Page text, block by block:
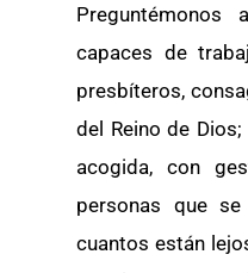
capaces de
presbíteros,
del Reino de
acogida, con
personas que
cuantos están